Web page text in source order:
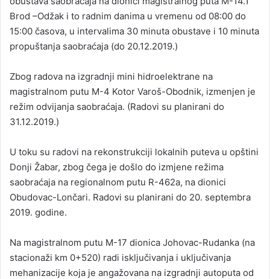
Brod –Odžak i to radnim danima u vremenu od 08:00 do
15:00 časova, u intervalima 30 minuta obustave i 10 minuta
propuštanja saobraćaja (do 20.12.2019.)
Zbog radova na izgradnji mini hidroelektrane na
magistralnom putu M-4 Kotor Varoš-Obodnik, izmenjen je
režim odvijanja saobraćaja. (Radovi su planirani do
31.12.2019.)
U toku su radovi na rekonstrukciji lokalnih puteva u opštini
Donji Žabar, zbog čega je došlo do izmjene režima
saobraćaja na regionalnom putu R-462a, na dionici
Obudovac-Lončari. Radovi su planirani do 20. septembra
2019. godine.
Na magistralnom putu M-17 dionica Johovac-Rudanka (na
stacionaži km 0+520) radi isključivanja i uključivanja
mehanizacije koja je angažovana na izgradnji autoputa od